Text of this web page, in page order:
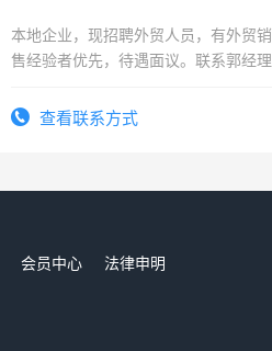
本地企业，现招聘外贸人员，有外贸销
售经验者优先，待遇面议。联系郭经理
查看联系方式
会员中心
法律申明